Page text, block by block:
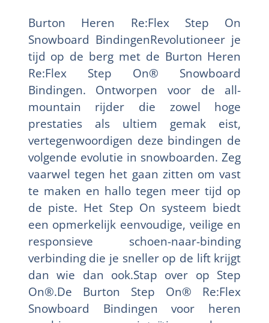
Burton Heren Re:Flex Step On
Snowboard BindingenRevolutioneer je
tijd op de berg met de Burton Heren
Re:Flex Step On® Snowboard
Bindingen. Ontworpen voor de all-
mountain rijder die zowel hoge
prestaties als ultiem gemak eist,
vertegenwoordigen deze bindingen de
volgende evolutie in snowboarden. Zeg
vaarwel tegen het gaan zitten om vast
te maken en hallo tegen meer tijd op
de piste. Het Step On systeem biedt
een opmerkelijk eenvoudige, veilige en
responsieve schoen-naar-binding
verbinding die je sneller op de lift krijgt
dan wie dan ook.Stap over op Step
On®.De Burton Step On® Re:Flex
Snowboard Bindingen voor heren